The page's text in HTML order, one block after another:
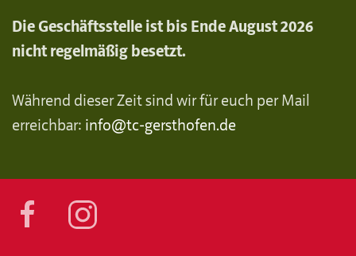
Die Geschäftsstelle ist bis Ende August 2026
nicht regelmäßig besetzt.
Während dieser Zeit sind wir für euch per Mail
erreichbar: info@tc-gersthofen.de